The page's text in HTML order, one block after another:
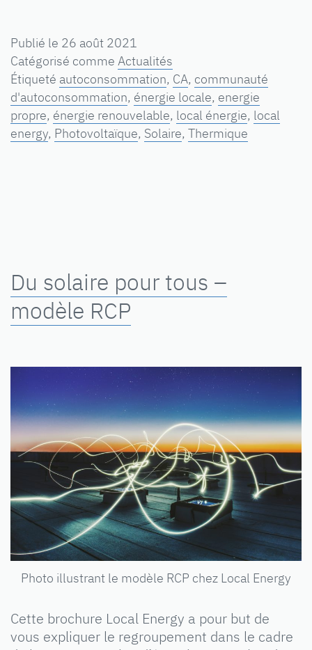
Publié le 26 août 2021
Catégorisé comme Actualités
Étiqueté autoconsommation, CA, communauté
d'autoconsommation, énergie locale, energie
propre, énergie renouvelable, local énergie, local
energy, Photovoltaïque, Solaire, Thermique
Du solaire pour tous –
modèle RCP
Photo illustrant le modèle RCP chez Local Energy
Cette brochure Local Energy a pour but de
vous expliquer le regroupement dans le cadre